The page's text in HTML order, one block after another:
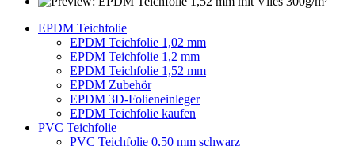
EPDM Teichfolie
EPDM Teichfolie 1,02 mm
EPDM Teichfolie 1,2 mm
EPDM Teichfolie 1,52 mm
EPDM Zubehör
EPDM 3D-Folieneinleger
EPDM Teichfolie kaufen
PVC Teichfolie
PVC Teichfolie 0,50 mm schwarz